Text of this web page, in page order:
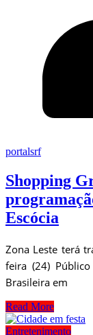
portalsrf
Shopping
Escócia
Zona Leste terá
feira (24)
Brasileira em
Read More
Entretenimento